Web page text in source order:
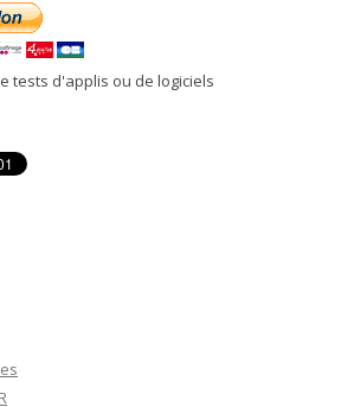
tests d'applis ou de logiciels